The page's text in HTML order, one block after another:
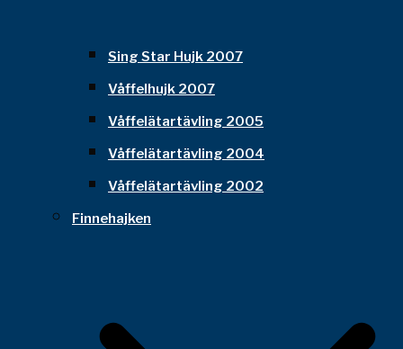
Sing Star Hujk 2007
Våffelhujk 2007
Våffelätartävling 2005
Våffelätartävling 2004
Våffelätartävling 2002
Finnehajken